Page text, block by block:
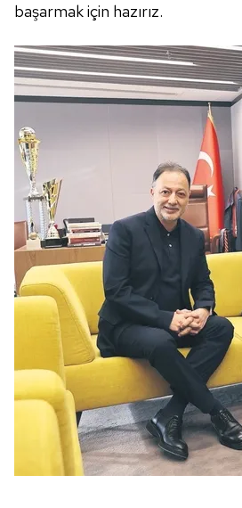
başarmakiçin hazırız.